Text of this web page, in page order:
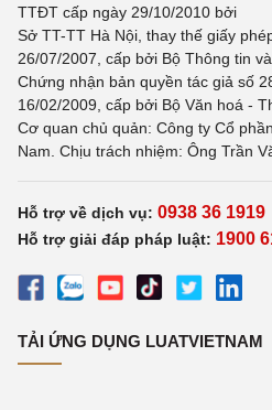
TTĐT cấp ngày 29/10/2010 bởi
Sở TT-TT Hà Nội, thay thế giấy
26/07/2007, cấp bởi Bộ Thông tin
Chứng nhận bản quyền tác giả số
16/02/2009, cấp bởi Bộ Văn hoá -
Cơ quan chủ quản: Công ty Cổ
Nam. Chịu trách nhiệm: Ông Trần
Hỗ trợ về dịch vụ: 0938 36 1919
Hỗ trợ giải đáp pháp luật: 1900
TẢI ỨNG DỤNG LUATVIETNAM